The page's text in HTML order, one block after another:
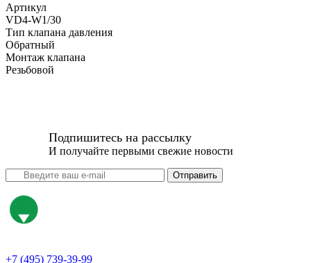
Артикул
VD4-W1/30
Тип клапана давления
Обратный
Монтаж клапана
Резьбовой
Подпишитесь на рассылку
И получайте первыми свежие новости
Отправить
+7 (495) 739-39-99